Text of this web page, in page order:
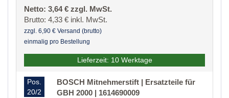
Netto: 3,64 € zzgl. MwSt.
Brutto: 4,33 € inkl. MwSt.
zzgl. 6,90 € Versand (brutto)
einmalig pro Bestellung
Lieferzeit: 10 Werktage
Pos.
20/2
BOSCH Mitnehmerstift | Ersatzteile für
GBH 2000 | 1614690009